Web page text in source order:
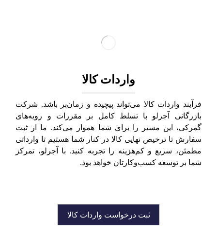
واردات کالا
فرآیند واردات کالا می‌تواند پیچیده و زمان‌بر باشد. شرکت
بازرگانی آجرلو با تسلط کامل بر مقررات و رویه‌های
گمرکی، این مسیر را برای شما هموار می‌کند. ما از ثبت
سفارش تا ترخیص نهایی کالا در کنار شما هستیم تا وارداتی
مطمئن، سریع و کم‌هزینه را تجربه کنید. با آجرلو، تمرکز
شما بر توسعه کسب‌وکارتان خواهد بود.
ثبت درخواست واردات کالا